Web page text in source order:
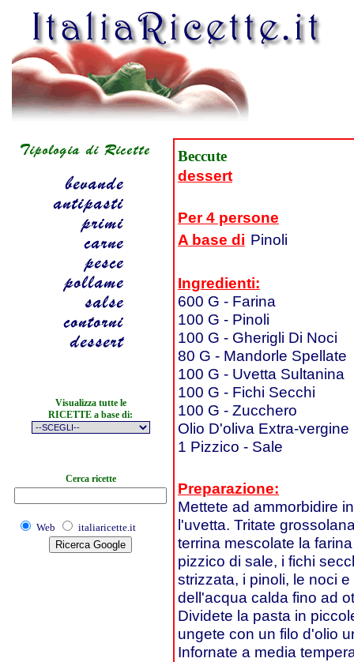
Visualizza tutte le
RICETTE a base di:
Cerca ricette
Web italiaricette.it
Beccute
dessert
Per 4 persone
A base di Pinoli
Ingredienti:
600 G - Farina
100 G - Pinoli
100 G - Gherigli Di Noci
80 G - Mandorle Spellate
100 G - Uvetta Sultanina
100 G - Fichi Secchi
100 G - Zucchero
Olio D'oliva Extra-vergine
1 Pizzico - Sale
Preparazione:
Mettete ad ammorbidire
l'uvetta. Tritate
terrina mescolate la
pizzico di sale, i fichi
strizzata, i pinoli, le noci
dell'acqua calda fino ad
Dividete la pasta in
ungete con un filo d'olio
Infornate a media